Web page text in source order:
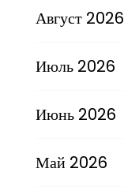
Август 2026
Июль 2026
Июнь 2026
Май 2026